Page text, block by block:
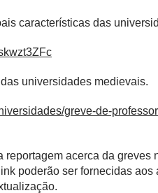
características das
universidades medievais.
greve-de-
reportagem acerca da
poderão ser fornecidas aos